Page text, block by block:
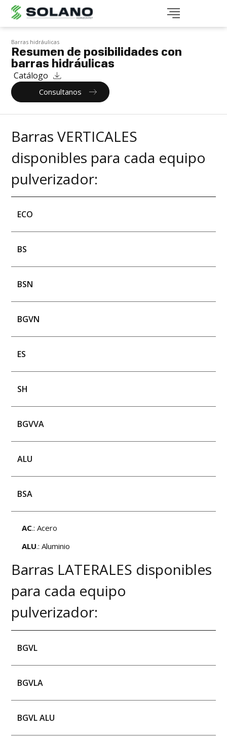
Barras hidráulicas
Resumen de posibilidades con
barras hidráulicas
Catálogo
Consultanos
Barras VERTICALES
disponibles para cada equipo
pulverizador:
ECO
BS
BSN
BGVN
ES
SH
BGVVA
ALU
BSA
AC.: Acero
ALU.: Aluminio
Barras LATERALES disponibles
para cada equipo
pulverizador:
BGVL
BGVLA
BGVL ALU